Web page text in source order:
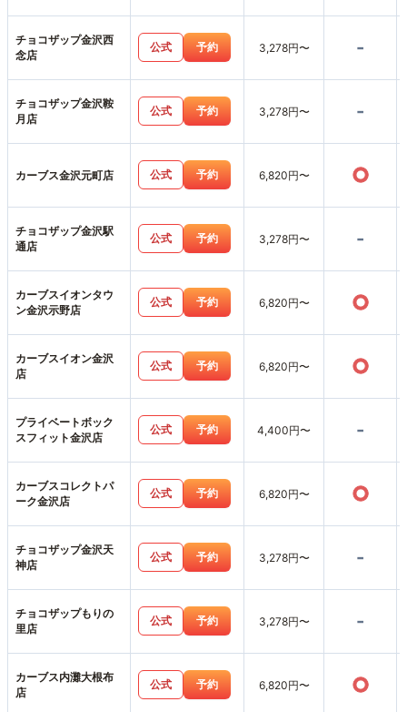
チョコザップ金沢西
念店
公式 予約 3,278円〜 -
チョコザップ金沢鞍
月店
公式 予約 3,278円〜 -
カーブス金沢元町店 公式 予約 6,820円〜 ○
チョコザップ金沢駅
通店
公式 予約 3,278円〜 -
カーブスイオンタウ
ン金沢示野店
公式 予約 6,820円〜 ○
カーブスイオン金沢
店
公式 予約 6,820円〜 ○
プライベートボック
スフィット金沢店
公式 予約 4,400円〜 -
カーブスコレクトパ
ーク金沢店
公式 予約 6,820円〜 ○
チョコザップ金沢天
神店
公式 予約 3,278円〜 -
チョコザップもりの
里店
公式 予約 3,278円〜 -
カーブス内灘大根布
店
公式 予約 6,820円〜 ○